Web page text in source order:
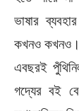
ভাষার
কখনও কখনও।
এবছরই
গদ্যের বই